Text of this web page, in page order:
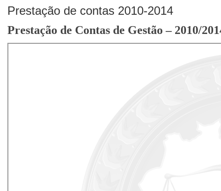
Prestação de contas 2010-2014
Prestação de Contas de Gestão – 2010/